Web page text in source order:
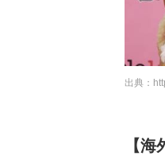
出典：
【